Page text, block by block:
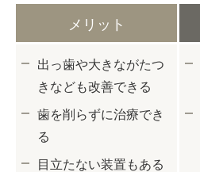
メリット
出っ歯や大きながたつ
きなども改善できる
歯を削らずに治療でき
る
目立たない装置もある